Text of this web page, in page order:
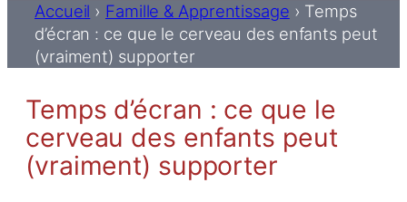
Accueil › Famille & Apprentissage › Temps
d’écran : ce que le cerveau des enfants peut
(vraiment) supporter
Temps d’écran : ce que le
cerveau des enfants peut
(vraiment) supporter